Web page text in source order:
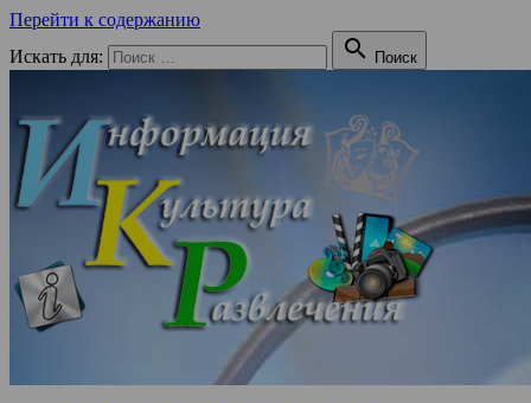
Перейти к содержанию
Искать для:
 Поиск